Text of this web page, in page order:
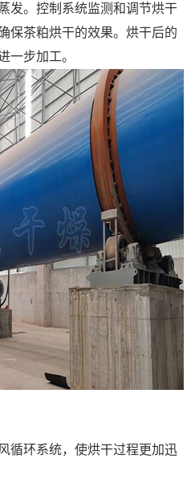
发。控制系统监测和调节烘干
保茶粕烘干的效果。烘干后的
一步加工。
循环系统，使烘干过程更加迅